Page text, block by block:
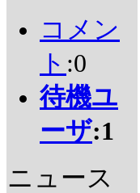
コメン
ト :0
待機ユ
ーザ:1
ニュース